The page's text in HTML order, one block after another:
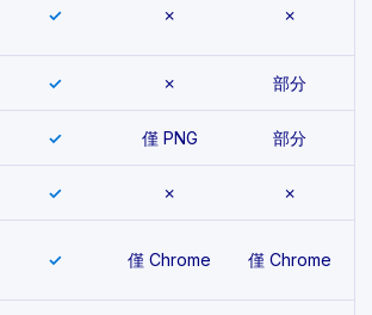
✓ ✗ ✗
✓ ✗ 部分
✓ 僅 PNG 部分
✓ ✗ ✗
✓ 僅 Chrome 僅 Chrome